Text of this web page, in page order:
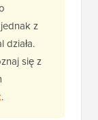
z
działa.
się z
.